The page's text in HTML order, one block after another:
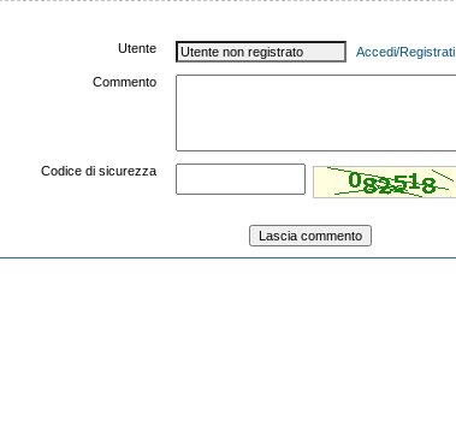
Utente Accedi/Registrati
Commento
Codice di sicurezza